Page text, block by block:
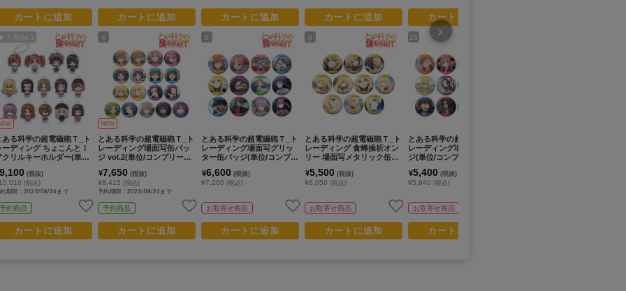
カートに追加
人気No.
ある科学の超電磁砲Ｔ_ト
ーディング ちょこんと！
クリルキーホルダー(単位/
り)
9,100 (税抜)
(税込)
約期間：2026/08/24まで
予約商品
カートに追加
カートに追加
4
NEW
とある科学の超電磁砲Ｔ_ト
レーディング場面写缶バッ
ジ vol.2(単位/コンプリート
¥7,650 (税抜)
¥8,415(税込)
予約期間：2026/08/24まで
予約商品
カートに追加
カートに追加
6
とある科学の超電磁砲Ｔ_ト
レーディング場面写グリッ
ター缶バッジ(単位/コンプリ
¥6,600 (税抜)
¥7,260 (税込)
お取寄せ商品
カートに追加
カートに追加
8
とある科学の超電磁砲Ｔ_ト
レーディング 食蜂操祈オン
リー 場面写メタリック缶バ
X/10パック入り)
¥5,500 (税抜)
¥6,050 (税込)
お取寄せ商品
カートに追加
カートに追加
10
とある科学の超電磁砲Ｔ_ト
レーディング場面写缶バッ
ジ(単位/コンプリートBOX/1
¥5,400 (税抜)
¥5,940 (税込)
お取寄せ商品
カートに追加
›